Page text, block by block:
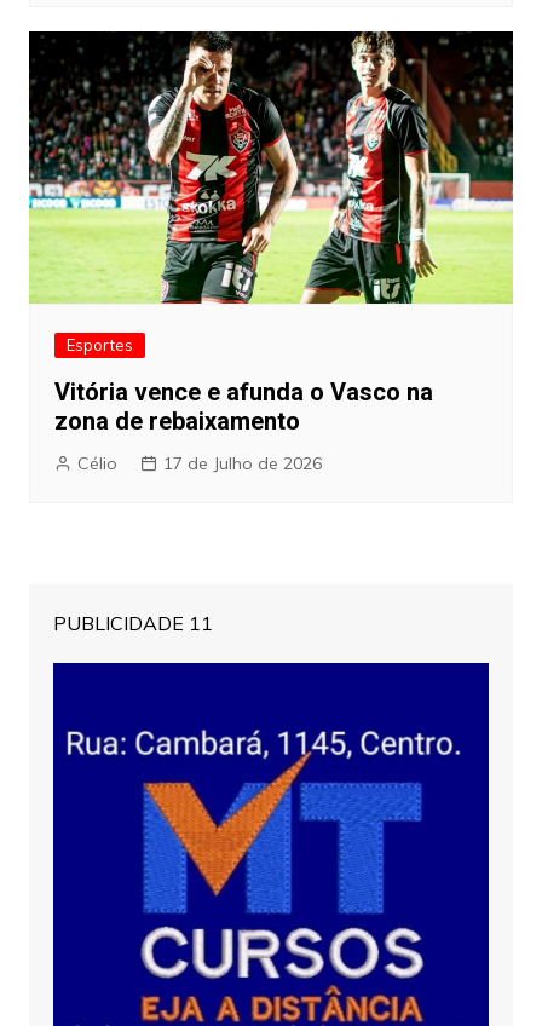
Esportes
Vitória vence e afunda o Vasco na
zona de rebaixamento
Célio 17 de Julho de 2026
PUBLICIDADE 11